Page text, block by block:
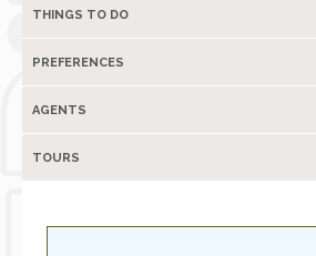
THINGS TO DO
PREFERENCES
AGENTS
TOURS